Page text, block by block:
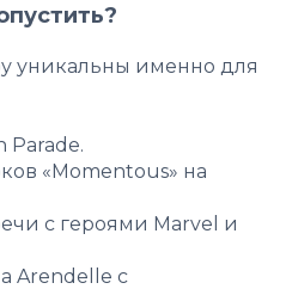
уникальны именно для
Parade.
«Momentous» на
с героями Marvel и
Arendelle с